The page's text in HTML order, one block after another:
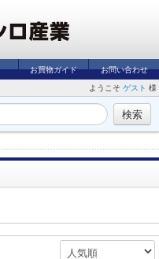
お買物ガイド
お問い合わせ
ようこそ ゲスト 様